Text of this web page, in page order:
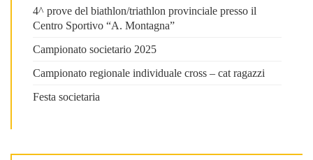
4^ prove del biathlon/triathlon provinciale presso il
Centro Sportivo “A. Montagna”
Campionato societario 2025
Campionato regionale individuale cross – cat ragazzi
Festa societaria